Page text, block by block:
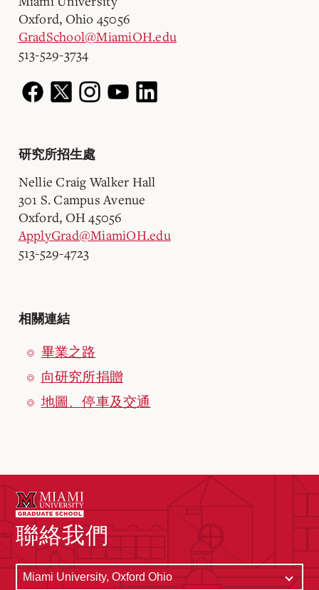
Oxford, Ohio 45056
GradSchool@MiamiOH.edu
513-529-3734
研究所招生處
Nellie Craig Walker Hall
301 S. Campus Avenue
Oxford, OH 45056
ApplyGrad@MiamiOH.edu
513-529-4723
相關連結
畢業之路
向研究所捐贈
地圖、停車及交通
聯絡我們